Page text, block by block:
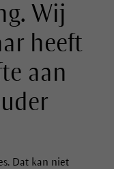
Wij
heeft
aan
Dat kan niet